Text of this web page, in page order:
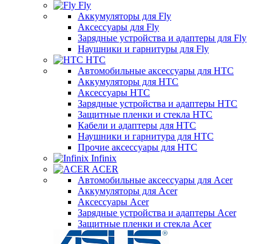
Fly
Аккумуляторы для Fly
Аксессуары для Fly
Зарядные устройства и адаптеры для Fly
Наушники и гарнитуры для Fly
HTC
Автомобильные аксессуары для HTC
Аккумуляторы для HTC
Аксессуары HTC
Зарядные устройства и адаптеры HTC
Защитные пленки и стекла HTC
Кабели и адаптеры для HTC
Наушники и гарнитура для HTC
Прочие аксессуары для HTC
Infinix
ACER
Автомобильные аксессуары для Acer
Аккумуляторы для Acer
Аксессуары Acer
Зарядные устройства и адаптеры Acer
Защитные пленки и стекла Acer